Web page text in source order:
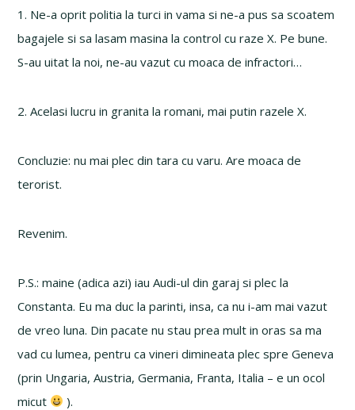
1. Ne-a oprit politia la turci in vama si ne-a pus sa scoatem
bagajele si sa lasam masina la control cu raze X. Pe bune.
S-au uitat la noi, ne-au vazut cu moaca de infractori…
2. Acelasi lucru in granita la romani, mai putin razele X.
Concluzie: nu mai plec din tara cu varu. Are moaca de
terorist.
Revenim.
P.S.: maine (adica azi) iau Audi-ul din garaj si plec la
Constanta. Eu ma duc la parinti, insa, ca nu i-am mai vazut
de vreo luna. Din pacate nu stau prea mult in oras sa ma
vad cu lumea, pentru ca vineri dimineata plec spre Geneva
(prin Ungaria, Austria, Germania, Franta, Italia – e un ocol
micut
).